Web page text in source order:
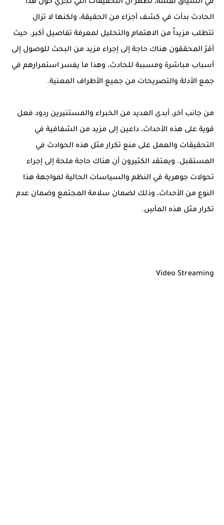
في السياق نفسه، تظهر أن التحقيقات التي تجري حول هذا
الحادث بدأت في كشف أجزاء من الحقيقة، ولكنها لا تزال
تتطلب مزيداً من الاهتمام والتحليل لمعرفة تفاصيل أكبر. حيث
أقرّ المحققون هناك حاجة إلى إجراء مزيد من البحث للوصول إلى
أسباب مباشرة ومسببة للحادث، وهذا ما يفسر استمرارهم في
جمع الأدلة والتصريحات من جميع الأطراف المعنية.
من جانب آخر، أبدى العديد من الخبراء والمستنيرين ردود فعل
قوية على هذه الأحداث، داعين إلى مزيد من الشفافية في
التحقيقات والعمل على منع تكرار مثل هذه الحوادث في
المستقبل. ويعتقد الكثيرون أن هناك حاجة ملحة إلى إجراء
تحولات جوهرية في النظم والسياسات الحالية لمواجهة هذا
النوع من الأحداث، وذلك لضمان سلامة المجتمع وضمان عدم
تكرار مثل هذه المآسِ.
Video Streaming